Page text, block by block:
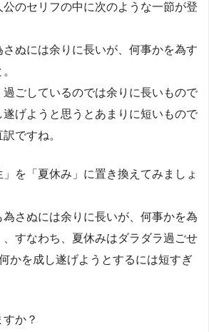
公のセリフの中に次のような一節が登
さぬには余りに長いが、何事かを為す
過ごしているのでは余りに長いもので
げようと思うとあまりに短いもので
ですね。
を「夏休み」に置き換えてみましょ
為さぬには余りに長いが、何事かを為
すなわち、夏休みはダラダラ過ごせ
かを成し遂げようとするには短すぎ
か？